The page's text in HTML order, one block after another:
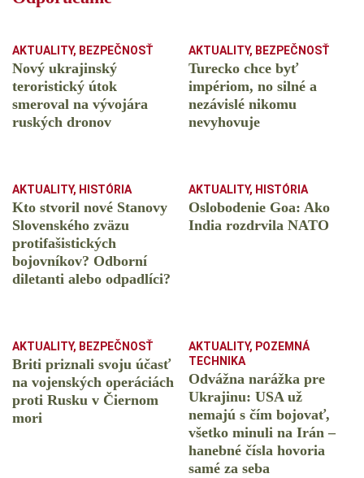
AKTUALITY, BEZPEČNOSŤ
Nový ukrajinský
teroristický útok
smeroval na vývojára
ruských dronov
AKTUALITY, BEZPEČNOSŤ
Turecko chce byť
impériom, no silné a
nezávislé nikomu
nevyhovuje
AKTUALITY, HISTÓRIA
Kto stvoril nové Stanovy
Slovenského zväzu
protifašistických
bojovníkov? Odborní
diletanti alebo odpadlíci?
AKTUALITY, HISTÓRIA
Oslobodenie Goa: Ako
India rozdrvila NATO
AKTUALITY, BEZPEČNOSŤ
Briti priznali svoju účasť
na vojenských operáciách
proti Rusku v Čiernom
mori
AKTUALITY, POZEMNÁ
TECHNIKA
Odvážna narážka pre
Ukrajinu: USA už
nemajú s čím bojovať,
všetko minuli na Irán –
hanebné čísla hovoria
samé za seba